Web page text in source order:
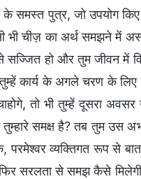
के समस्त पुत्र, जो उपयोग
भी चीज़ का अर्थ समझने में
हो और तुम जीवन में
कार्य के अगले चरण के लिए
तो भी तुम्हें दूसरा
समक्ष है? तब तुम उस
व्यक्तिगत रूप से
सरलता से समझ कैसे